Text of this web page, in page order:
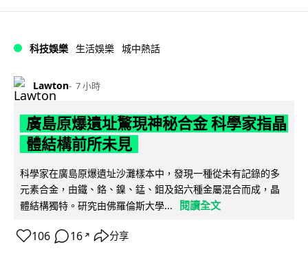
科技娛樂 生活娛樂 城中熱話
Lawton 7 小時
廣島原爆遺址驚現神秘合金 科學家指晶
體結構前所未見
科學家在廣島原爆遺址沙灘樣本中，發現一種從未有記錄的多
元素合金，由鐵、鉻、鎳、錳、鉬及鋁六種金屬混合而成，晶
體結構獨特。研究由佛羅倫斯大學...
閱讀全文
106 16 ↗ 分享